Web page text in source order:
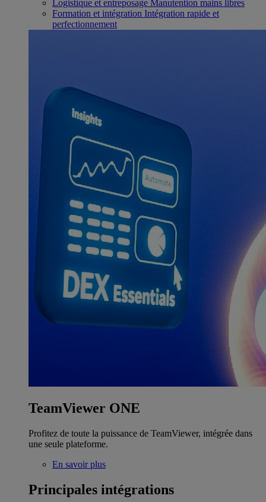
Logistique et entreposage Manutention mains libres
Formation et intégration Intégration rapide et
perfectionnement
TeamViewer ONE
Profitez de toute la puissance de TeamViewer, intégrée dans
une seule plateforme.
En savoir plus
Principales intégrations